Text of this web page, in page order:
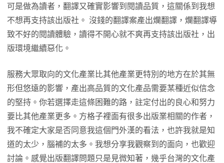
可是做為讀者，翻譯又確實影響到閱讀品質，這關係到我想
不想再支持該出版社。 沒錢的翻譯案產出爛翻譯，爛翻譯導
致不好的閱讀體驗，讀得不開心就不爽再支持該出版社，出
版環境繼續惡化。
服務大眾取向的文化產業比其他產業更特別的地方在於其無
形但悠遠的影響，產出高品質的文化產品需要某種近似信念
的堅持。你若選擇走這條困難的路，註定付出的良心和努力
要比其他產業更多。方格子裡面有很多出版業相關的作者，
我不確定大家是否同意我這個門外漢的看法，也許我就是知
道的太少，腦補的太多。我想分享我觀察到的面向，也歡迎
討論。感覺出版翻譯問題只是見微知著，幾乎台灣的文化產